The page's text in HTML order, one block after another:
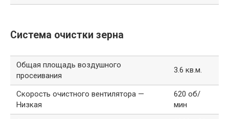
Система очистки зерна
Общая площадь воздушного
просеивания
3.6 кв.м.
Скорость очистного вентилятора —
Низкая
620 об/
мин